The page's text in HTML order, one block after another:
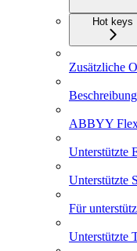
Hot keys
Zusätzliche
ABBYY
Unterstützte
Unterstützte
Für
Unterstützte